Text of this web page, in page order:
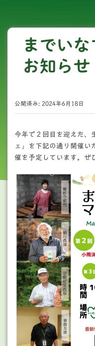
までい
お知らせ
公開済み: 2024年6月18日
今年で２回目を迎えた、
ェ」を下記の通り開催い
催を予定しています。ぜ